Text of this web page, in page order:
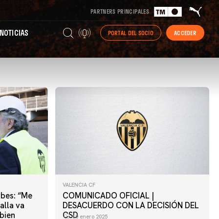
PARTNERS PRINCIPALES
PORTAL DEL SOCIO ACCEDER
“Me
va
VALENCIA CF
COMUNICADO OFICIAL |
DESACUERDO CON LA DECISIÓN DEL
CSD10 enero 2025